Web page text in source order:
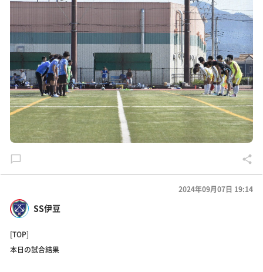
SS伊豆
2024年09月07日 19:14
[TOP]
本日の試合結果